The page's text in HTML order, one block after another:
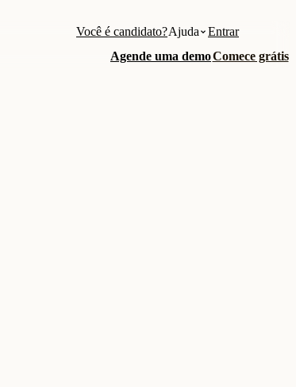
Você é candidato?Ajuda
Entrar
Agende uma demoComece grátis